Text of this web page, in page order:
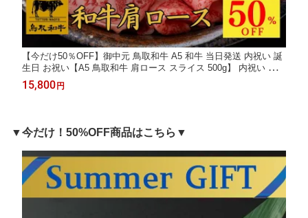
【今だけ50％OFF】御中元 鳥取和牛 A5 和牛 当日発送 内祝い 誕
生日 お祝い【A5 鳥取和牛 肩ロース スライス 500g】 内祝い ギフ
ト お肉 和牛 すき焼き お祝い 牛肉 しゃぶしゃぶ すきやき プレ
ゼント 贈答品 ギフト 肉 プレゼント 御祝い
15,800円
▼今だけ！50%OFF商品はこちら▼